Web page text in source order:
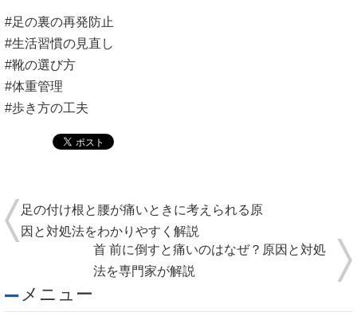
#足の裏の再発防止
#生活習慣の見直し
#靴の選び方
#体重管理
#歩き方の工夫
足の付け根と腰が痛いときに考えられる原
因と対処法をわかりやすく解説
首 前に倒すと痛いのはなぜ？原因と対処
法を専門家が解説
メニュー